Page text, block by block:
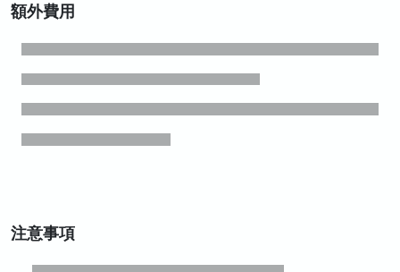
額外費用
注意事項